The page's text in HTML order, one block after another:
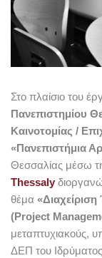
Στο πλαίσιο του
Πανεπιστημίου
Καινοτομίας /
«Πανεπιστήμια
Θεσσαλίας μέσω
Thessaly
θέμα
(Project
μεταπτυχιακούς,
ΔΕΠ του